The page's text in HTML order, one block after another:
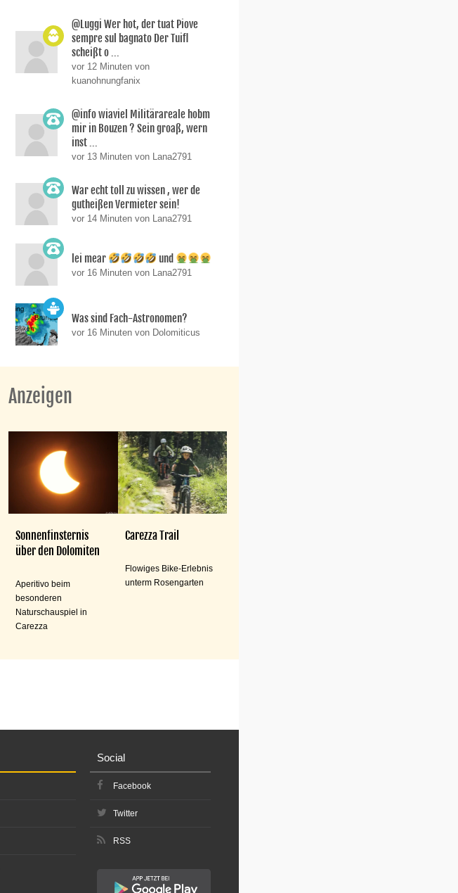
@Luggi Wer hot, der tuat Piove
sempre sul bagnato Der Tuifl
scheißt o ...
vor 12 Minuten von
kuanohnungfanix
@info wiaviel Militärareale hobm
mir in Bouzen ? Sein groaß, wern
inst ...
vor 13 Minuten von Lana2791
War echt toll zu wissen , wer de
gutheißen Vermieter sein!
vor 14 Minuten von Lana2791
lei mear und
vor 16 Minuten von Lana2791
Was sind Fach-Astronomen?
vor 16 Minuten von Dolomiticus
Anzeigen
Sonnenfinsternis
über den Dolomiten
Aperitivo beim
besonderen
Naturschauspiel in
Carezza
Carezza Trail
Flowiges Bike-Erlebnis
unterm Rosengarten
Social
Facebook
Twitter
RSS